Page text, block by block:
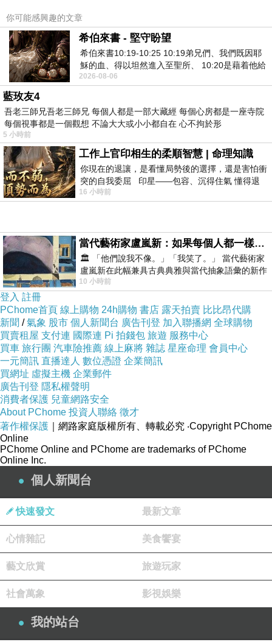
你可能感興趣的文章
希伯來書 - 堅守盼望
希伯來書10:19-10:25 10:19弟兄們、我們既因耶
穌的血、得以坦然進入至聖所、 10:20是藉着他給
我們開了一條又新又活的路從幔子經過
2026-08-06
藍玫友4
吾老三師兄吾老三師兄 每個人都是一部大藏經 每個心房都是一座寺院
每個視事都是一個觀想 不論大大或小小都自在 心不拘於形
5 小時前
工作上官印相生的柔順智慧 | 命理知識
你現在的退讓，是看懂局勢後的選擇，還是害怕衝
突的自我委屈 印星——包容、沉得住氣 懂得退
一步觀察，不會
16 小時前
當代藝術家盧嵐新：如果每個人都一樣，這世界該有多無聊？
🏛️ 「他們說我不像。」「我笑了。」 當代藝術家
盧嵐新在此幅兼具古典典雅與當代抽象語彙的新作
中，以沈靜的藍色空間為背景，描繪了
10 小時前
登入 註冊
PChome首頁 線上購物 24h購物 書店 露天拍賣 比比昂代購
新聞 /氣象 股市 個人新聞台 廣告刊登 加入聯播網 全球購物
買賣租屋 支付連 國際連 Pi 拍錢包 旅遊 服務中心
買車 旅行團 汽車險推薦 線上麻將 雜誌 星座命理 會員中心
一元簡訊 直播達人 數位憑證 企業簡訊
買網址 虛擬主機 企業郵件
廣告刊登 隱私權聲明
消費者保護 兒童網路安全
About PChome 投資人聯絡 徵才
著作權保護 ｜網路家庭版權所有、轉載必究 ‧Copyright PChome
Online
PChome Online and PChome are trademarks of PChome
Online Inc.
個人新聞台
快速發文 最新文章
心情雜記 美食饗宴
藝文欣賞 旅遊玩家
社會萬象 影視娛樂
我的站台